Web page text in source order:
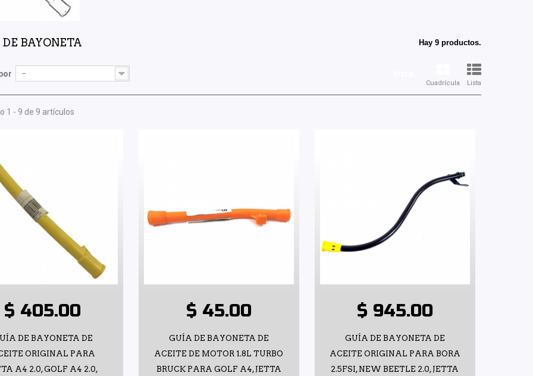
BAYONETA Hay 9 productos.
Cuadrícula Lista
--
1 - 9 de 9 artículos
$ 405.00
DE BAYONETA DE
ORIGINAL PARA
A4 2.0, GOLF A4 2.0,
$ 45.00
GUÍA DE BAYONETA DE
ACEITE DE MOTOR 1.8L TURBO
BRUCK PARA GOLF A4, JETTA
$ 945.00
GUÍA DE BAYONETA DE
ACEITE ORIGINAL PARA BORA
2.5FSI, NEW BEETLE 2.0, JETTA